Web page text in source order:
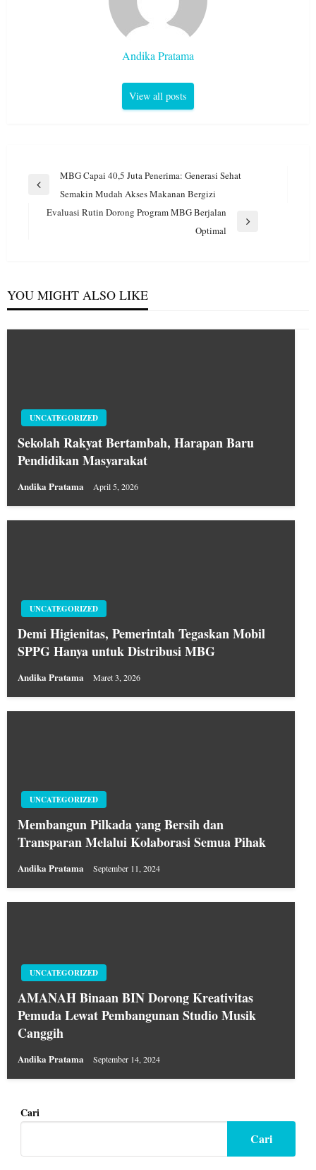
Andika Pratama
View all posts
Navigasi
Previous
MBG Capai 40,5 Juta Penerima: Generasi Sehat
Semakin Mudah Akses Makanan Bergizi
Evaluasi Rutin Dorong Program MBG Berjalan
Optimal
YOU MIGHT ALSO LIKE
UNCATEGORIZED
Sekolah Rakyat Bertambah, Harapan Baru
Pendidikan Masyarakat
Andika Pratama April 5, 2026
UNCATEGORIZED
Demi Higienitas, Pemerintah Tegaskan Mobil
SPPG Hanya untuk Distribusi MBG
Andika Pratama Maret 3, 2026
UNCATEGORIZED
Membangun Pilkada yang Bersih dan
Transparan Melalui Kolaborasi Semua Pihak
Andika Pratama September 11, 2024
UNCATEGORIZED
AMANAH Binaan BIN Dorong Kreativitas
Pemuda Lewat Pembangunan Studio Musik
Canggih
Andika Pratama September 14, 2024
Cari
Cari